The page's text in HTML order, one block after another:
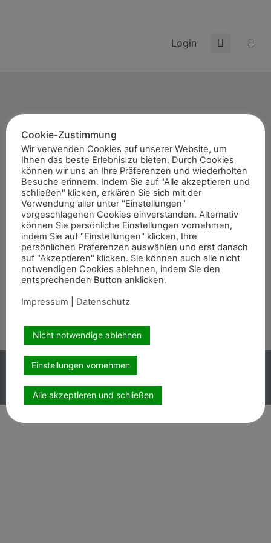
Login
News
Themen
Termine
8er-Team
Abonnement
Kontakt
Wir sind auch auf
Copyright PEMAG 2026 – Alle Rechte vorbehalten.
Impressum|Datenschutz
Cookie-Zustimmung
Wir verwenden Cookies auf unserer Website, um
Ihnen das beste Erlebnis zu bieten. Durch Cookies
können wir uns an Ihre Präferenzen und wiederholten
Besuche erinnern. Indem Sie auf "Alle akzeptieren und
schließen" klicken, erklären Sie sich mit der
Verwendung aller unter "Einstellungen"
vorgeschlagenen Cookies einverstanden. Alternativ
können Sie persönliche Einstellungen vornehmen,
indem Sie auf "Einstellungen" klicken, Ihre
persönlichen Präferenzen auswählen und erst danach
auf "Akzeptieren" klicken. Sie können auch alle nicht
notwendigen Cookies ablehnen, indem Sie den
entsprechenden Button anklicken.
Impressum
Datenschutz
Nicht notwendige ablehnen
Einstellungen vornehmen
Alle akzeptieren und schließen